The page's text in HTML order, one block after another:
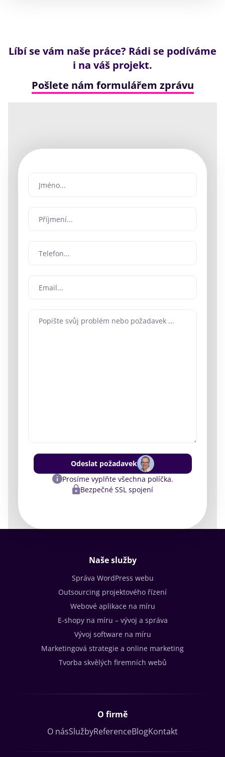
Líbí se vám naše práce? Rádi se podíváme
i na váš projekt.
Pošlete nám formulářem zprávu
Prosíme vyplňte všechna políčka.
Bezpečné SSL spojení
Odeslat požadavek
Naše služby
Správa WordPress webu
Outsourcing projektového řízení
Webové aplikace na míru
E-shopy na míru – vývoj a správa
Vývoj software na míru
Marketingová strategie a online marketing
Tvorba skvělých firemních webů
O firmě
O násSlužbyReferenceBlogKontakt